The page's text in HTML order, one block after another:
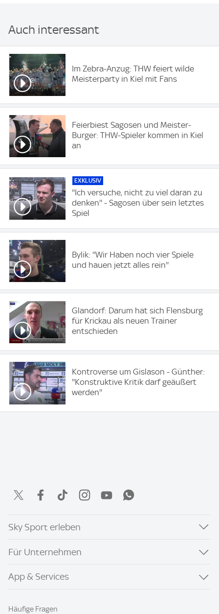
Auch interessant
Im Zebra-Anzug: THW feiert wilde
Meisterparty in Kiel mit Fans
Feierbiest Sagosen und Meister-
Burger: THW-Spieler kommen in Kiel
an
EXKLUSIV
''Ich versuche, nicht zu viel daran zu
denken'' - Sagosen über sein letztes
Spiel
Bylik: ''Wir Haben noch vier Spiele
und hauen jetzt alles rein''
Glandorf: Darum hat sich Flensburg
für Krickau als neuen Trainer
entschieden
Kontroverse um Gislason - Günther:
''Konstruktive Kritik darf geäußert
werden''
Sky Sport erleben
Für Unternehmen
App & Services
Häufige Fragen